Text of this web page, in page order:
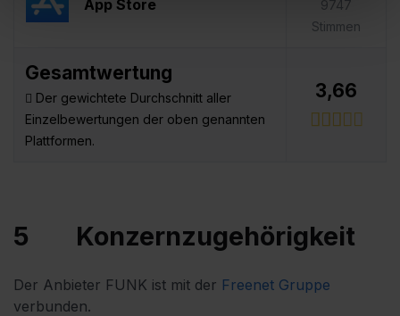
App Store
9747
Stimmen
Gesamtwertung
Der gewichtete Durchschnitt aller
Einzelbewertungen der oben genannten
Plattformen.
3,66
5 Konzernzugehörigkeit
Der Anbieter FUNK ist mit der Freenet Gruppe
verbunden.